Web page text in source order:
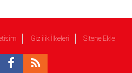
Gizlilik İlkeleri Sitene Ekle